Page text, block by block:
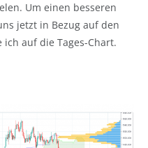
Um einen besseren
jetzt in Bezug auf den
ich auf die Tages-Chart.